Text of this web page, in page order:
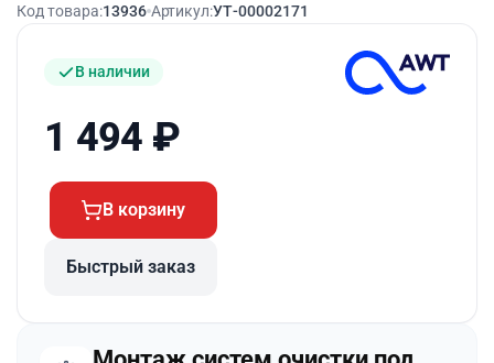
Код товара:13936 Артикул:УТ-00002171
В наличии
1 494 ₽
В корзину
Быстрый заказ